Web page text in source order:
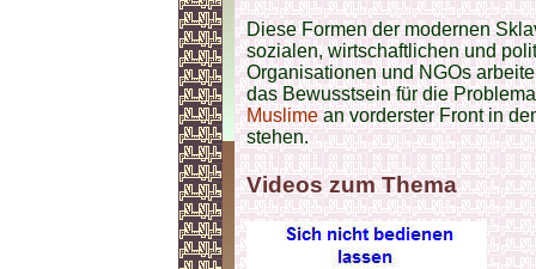
Diese Formen der modernen
sozialen, wirtschaftlichen und
Organisationen und NGOs
das Bewusstsein für die
Muslimean vorderster Front in
stehen.
Videos zum Thema